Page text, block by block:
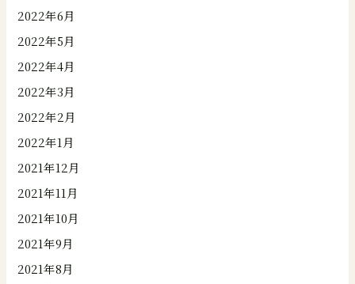
2022年6月
2022年5月
2022年4月
2022年3月
2022年2月
2022年1月
2021年12月
2021年11月
2021年10月
2021年9月
2021年8月